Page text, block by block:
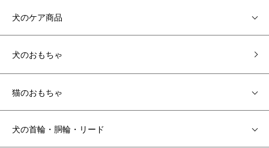
犬のケア商品
犬のおもちゃ
猫のおもちゃ
犬の首輪・胴輪・リード